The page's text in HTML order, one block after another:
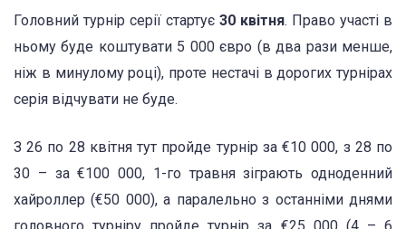
Головний турнір серії стартує 30 квітня. Право участі в
ньому буде коштувати 5 000 євро (в два рази менше,
ніж в минулому році), проте нестачі в дорогих турнірах
серія відчувати не буде.
З 26 по 28 квітня тут пройде турнір за €10 000, з 28 по
30 – за €100 000, 1-го травня зіграють одноденний
хайроллер (€50 000), а паралельно з останніми днями
головного турніру пройде турнір за €25 000 (4 – 6